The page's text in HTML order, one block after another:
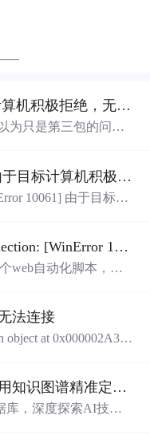
解决：pip install 由于目标计算机积极拒绝，无法连接
为只是第三包的问
by 'ProxyError('Cannot connect...Python：[WinError 10061] 由于目标计算机积极拒绝，无法连接。_[winerror 10061] 由于目标计算机积极拒绝,无法连接。
10061] 由于目标计
Failed to establish a new connection: [WinError 10061] 由于目标计算机积极拒绝，无法连接。‘,))**
web自动化脚本，开
browser.find_element_
法连接
object at 0x000002A34
高校技术转移办公室如何利用知识图谱精准定位产业需求与技术适配点？.docx
库，深度探索AI技术